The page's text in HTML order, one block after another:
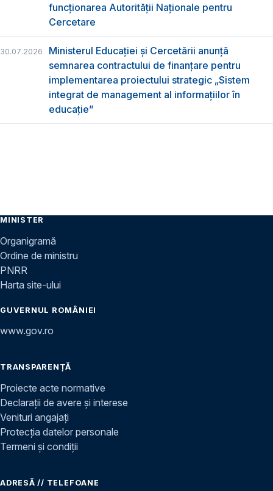
funcţionarea Autorităţii Naţionale pentru
Cercetare
30.07.2026
Ministerul Educației și Cercetării anunță
semnarea contractului de finanțare pentru
implementarea proiectului strategic „Sistem
integrat de management al informațiilor în
educație”
MINISTER
Organigramă
Ordine de ministru
PNRR
Harta site-ului
GUVERNUL ROMÂNIEI
www.gov.ro
TRANSPARENȚĂ
Proiecte acte normative
Declarații de avere și interese
Venituri angajați
Protecția datelor personale
Termeni și condiții
ADRESĂ // TELEFOANE